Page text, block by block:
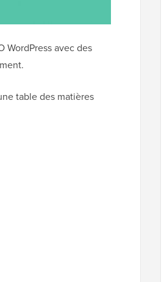
avec des
table des matières